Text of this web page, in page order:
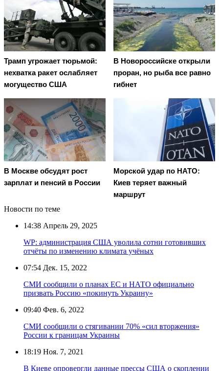
Трамп угрожает тюрьмой:
нехватка ракет ослабляет
могущество США
В Новороссийске открыли
проран, но рыба все равно
гибнет
В Москве обсудят рост
зарплат и пенсий в России
Морской удар по НАТО:
Киев теряет важный
маршрут
Новости по теме
14:38 Апрель 29, 2025
WP: администрация США уволила сотни готовивших
отчёты по изменению климата учёных
07:54 Дек. 15, 2022
СМИ сообщили о планах ЕС и НАТО официально
призвать Россию «покинуть Украину»
09:40 Фев. 6, 2022
СМИ сообщили о стягивании 70% «сил вторжения»
России к границам Украины
18:19 Ноя. 7, 2021
В Киеве опровергли данные прессы США о скоплении